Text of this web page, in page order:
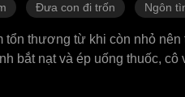
Đưa con đi trốn Ngôn
thương từ khi còn nhỏ
bắt nạt và ép uống thuốc,